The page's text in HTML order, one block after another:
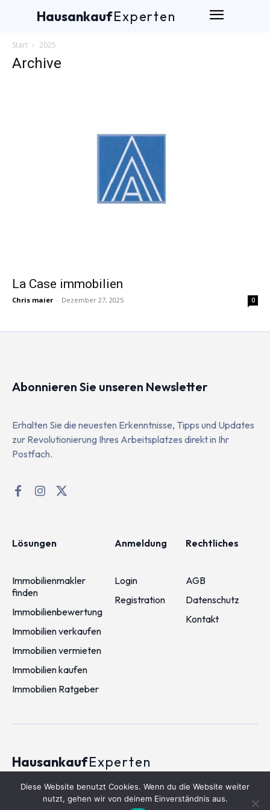
HausankaufExperten
Start 2025
Archive
La Case immobilien
Chris maier - Dezember 27, 2025 0
Abonnieren Sie unseren Newsletter
Erhalten Sie die neuesten Erkenntnisse, Tipps und Updates
zur Revolutionierung Ihres Arbeitsplatzes direkt in Ihr
Postfach.
Lösungen
Immobilienmakler
finden
Immobilienbewertung
Immobilien verkaufen
Immobilien vermieten
Immobilien kaufen
Immobilien Ratgeber
Anmeldung
Login
Registration
Rechtliches
AGB
Datenschutz
Kontakt
HausankaufExperten
2026 © Hausankauf-experten.de
Diese Website benutzt Cookies. Wenn du die Website weiter
nutzt, gehen wir von deinem Einverständnis aus.